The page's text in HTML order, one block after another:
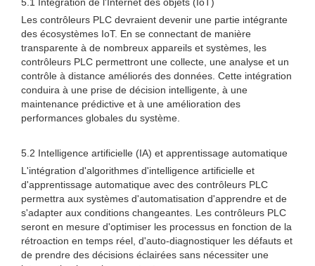
Les contrôleurs PLC devraient devenir une partie intégrante
des écosystèmes IoT. En se connectant de manière
transparente à de nombreux appareils et systèmes, les
contrôleurs PLC permettront une collecte, une analyse et un
contrôle à distance améliorés des données. Cette intégration
conduira à une prise de décision intelligente, à une
maintenance prédictive et à une amélioration des
performances globales du système.
5.2 Intelligence artificielle (IA) et apprentissage automatique
L'intégration d'algorithmes d'intelligence artificielle et
d'apprentissage automatique avec des contrôleurs PLC
permettra aux systèmes d'automatisation d'apprendre et de
s'adapter aux conditions changeantes. Les contrôleurs PLC
seront en mesure d'optimiser les processus en fonction de la
rétroaction en temps réel, d'auto-diagnostiquer les défauts et
de prendre des décisions éclairées sans nécessiter une